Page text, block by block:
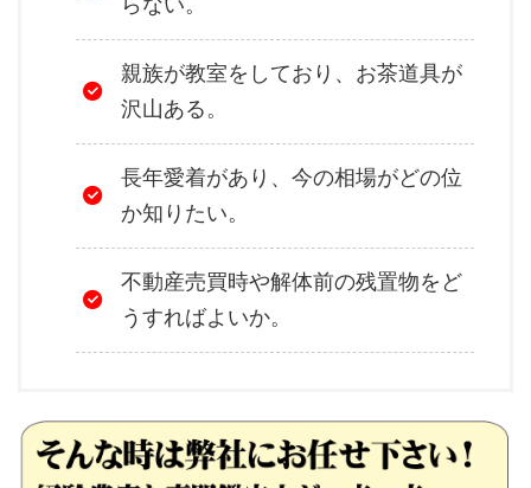
親族が教室をしており、お茶道具が
沢山ある。
長年愛着があり、今の相場がどの位
か知りたい。
不動産売買時や解体前の残置物をど
うすればよいか。